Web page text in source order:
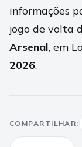
informações
jogo de volta
Arsenal, em
2026.
COMPARTILHAR: